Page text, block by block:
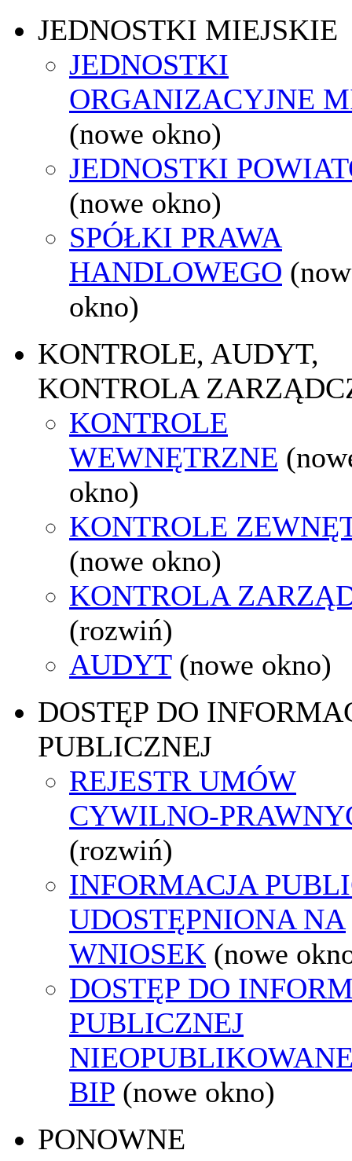
JEDNOSTKI MIEJSKIE
JEDNOSTKI
ORGANIZACYJNE
(nowe okno)
JEDNOSTKI
(nowe okno)
SPÓŁKI PRAWA
HANDLOWEGO
okno)
KONTROLE, AUDYT,
KONTROLA
KONTROLE
WEWNĘTRZNE
okno)
KONTROLE
(nowe okno)
KONTROLA
(rozwiń)
AUDYT (nowe okno)
DOSTĘP DO
PUBLICZNEJ
REJESTR UMÓW
CYWILNO-
(rozwiń)
INFORMACJA
UDOSTĘPNIONA NA
WNIOSEK (nowe
DOSTĘP DO
PUBLICZNEJ
BIP (nowe okno)
PONOWNE